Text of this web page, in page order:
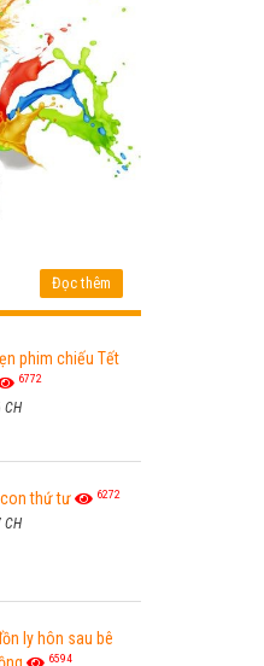
Đọc thêm
phim chiếu Tết
6772
CH
thứ tư 6272
CH
ly hôn sau bê
6594